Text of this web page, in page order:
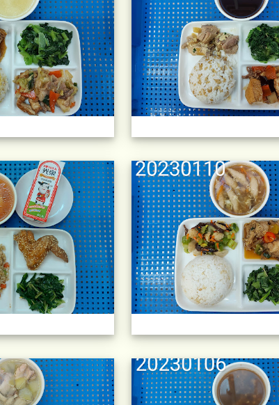
午餐擺盤 (上課日更新-111學年度)
午餐擺盤 (上課日更新-111學年度)